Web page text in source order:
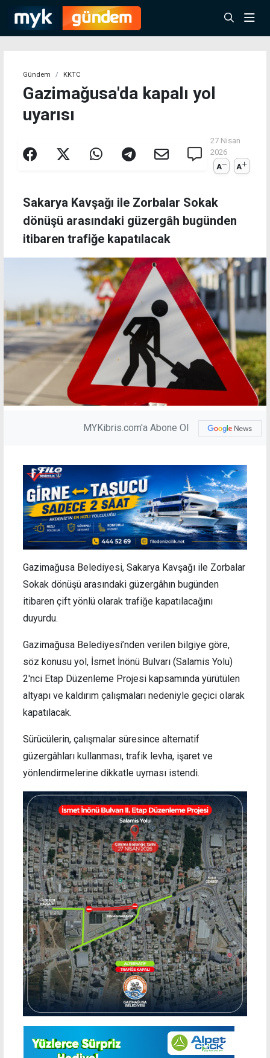
Gündem KKTC
Gazimağusa'da kapalı yol
uyarısı
27 Nisan
2026
A
A
Sakarya Kavşağı ile Zorbalar Sokak
dönüşü arasındaki güzergâh bugünden
itibaren trafiğe kapatılacak
MYKibris.com'a Abone Ol
Gazimağusa Belediyesi, Sakarya Kavşağı ile Zorbalar
Sokak dönüşü arasındaki güzergâhın bugünden
itibaren çift yönlü olarak trafiğe kapatılacağını
duyurdu.
Gazimağusa Belediyesi’nden verilen bilgiye göre,
söz konusu yol, İsmet İnönü Bulvarı (Salamis Yolu)
2'nci Etap Düzenleme Projesi kapsamında yürütülen
altyapı ve kaldırım çalışmaları nedeniyle geçici olarak
kapatılacak.
Sürücülerin, çalışmalar süresince alternatif
güzergâhları kullanması, trafik levha, işaret ve
yönlendirmelerine dikkatle uyması istendi.